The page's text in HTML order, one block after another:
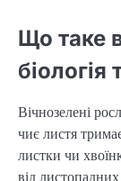
Що таке
Вічнозелені
чиє листя
листки чи